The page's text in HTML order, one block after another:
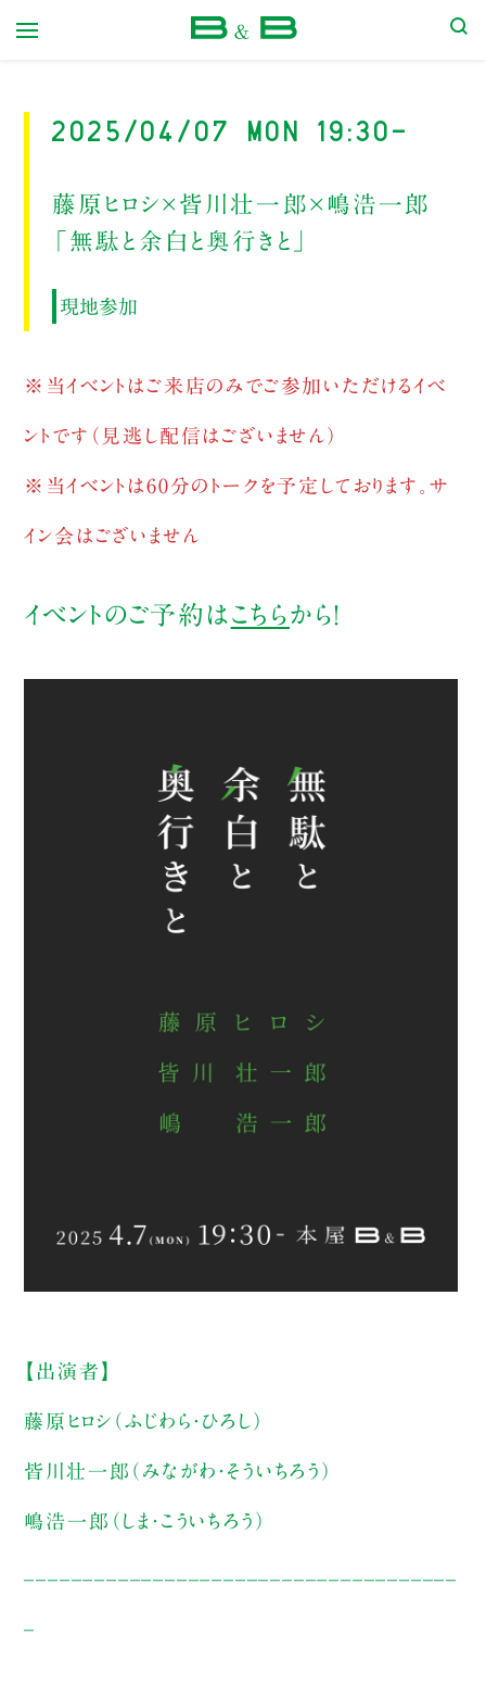
2025/04/07 Mon 19:30-
藤原ヒロシ×皆川壮一郎×嶋浩一郎
「無駄と余白と奥行きと」
現地参加
※ 当イベントはご来店のみでご参加いただけるイベ
ントです（見逃し配信はございません）
※当イベントは60分のトークを予定しております。サ
イン会はございません
イベントのご予約は こちらから！
【出演者】
藤原ヒロシ（ふじわら・ひろし）
皆川壮一郎（みながわ・そういちろう）
嶋浩一郎（しま・こういちろう）